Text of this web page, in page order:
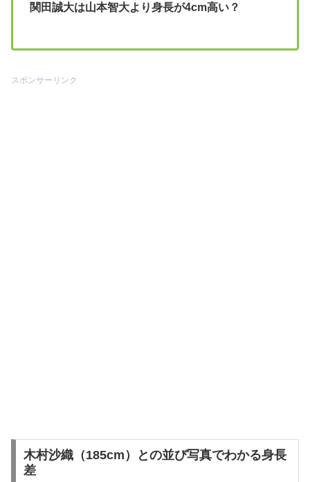
関田誠大は山本智大より身長が4cm高い？
スポンサーリンク
木村沙織（185cm）との並び写真でわかる身長
差